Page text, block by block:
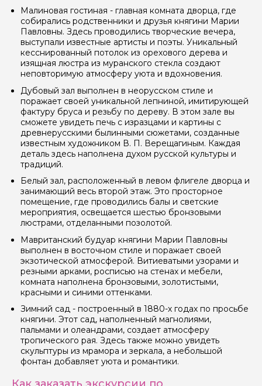
Малиновая гостиная - главная комната дворца, где
собирались родственники и друзья княгини Марии
Павловны. Здесь проводились творческие вечера,
выступали известные артисты и поэты. Уникальный
кесснированный потолок из орехового дерева и
изящная люстра из муранского стекла создают
неповторимую атмосферу уюта и вдохновения.
Дубовый зал выполнен в неорусском стиле и
поражает своей уникальной лепниной, имитирующей
фактуру бруса и резьбу по дереву. В этом зале вы
сможете увидеть печь с изразцами и картины с
древнерусскими былинными сюжетами, созданные
известным художником В. П. Верещагиным. Каждая
деталь здесь наполнена духом русской культуры и
традиций.
Белый зал, расположенный в левом флигеле дворца и
занимающий весь второй этаж. Это просторное
помещение, где проводились балы и светские
мероприятия, освещается шестью бронзовыми
люстрами, отделанными позолотой.
Мавританский будуар княгини Марии Павловны
выполнен в восточном стиле и поражает своей
экзотической атмосферой. Витиеватыми узорами и
резными арками, росписью на стенах и мебели,
комната наполнена бронзовыми, золотистыми,
красными и синими оттенками.
Зимний сад - построенный в 1880-х годах по просьбе
княгини. Этот сад, наполненный магнолиями,
пальмами и олеандрами, создает атмосферу
тропического рая. Здесь также можно увидеть
скульптуры из мрамора и зеркала, а небольшой
фонтан добавляет уюта и романтики.
Задайте свой вопрос гиду
Как вас зовут
Ваша электронная почта
Ваш номер телефона
Вопросы и комментарии
Если у вас есть интересующие вопросы, можете их
задать
Я даю своё согласие на обработку персональных
данных